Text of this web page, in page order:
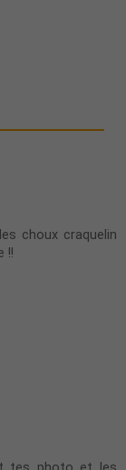
choux craquelin
!!